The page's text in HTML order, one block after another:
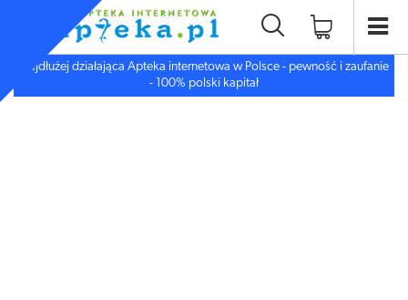
Najdłużej działająca Apteka internetowa w Polsce - pewność i zaufanie
- 100% polski kapitał